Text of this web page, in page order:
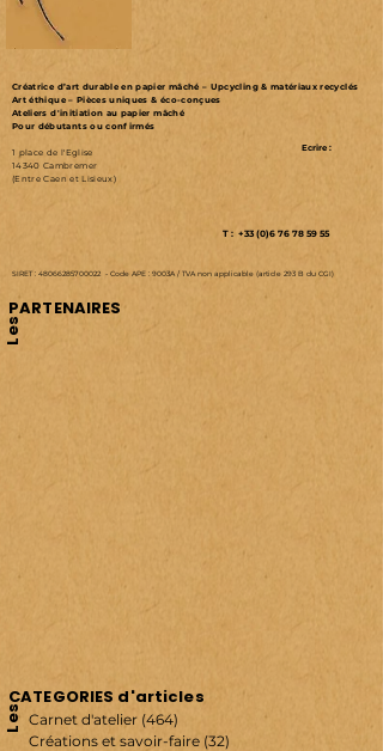
Créatrice d’art durable en papier mâché – Upcycling & matériaux recyclés
Art éthique – Pièces uniques & éco-conçues
Ateliers d'initiation au papier mâché
Pour débutants ou confirmés
1 place de l'Eglise
14340 Cambremer
(Entre Caen et Lisieux)
Ecrire :
SIRET : 48066285700022 - Code APE : 9003A / TVA non applicable (article 293 B du CGI)
T : +33 (0)6 76 78 59 55
Les
PARTENAIRES
Carnet d'atelier (464)
Créations et savoir-faire (32)
Les
CATEGORIES d'articles